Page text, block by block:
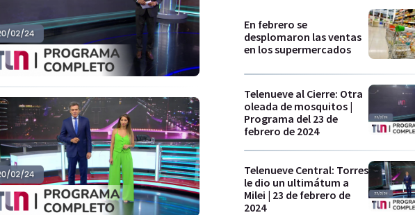
En febrero se
desplomaron las ventas
en los supermercados
Telenueve al Cierre: Otra
oleada de mosquitos |
Programa del 23 de
febrero de 2024
Telenueve Central: Torres
le dio un ultimátum a
Milei | 23 de febrero de
2024